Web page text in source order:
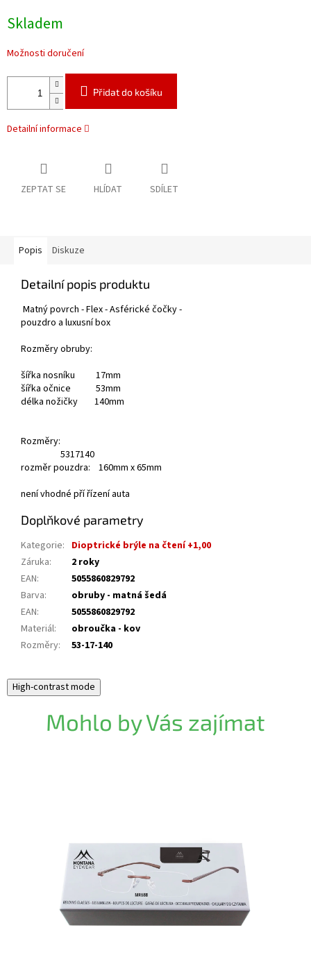
cena:
Skladem
Možnosti doručení
Přidat do košíku
Detailní informace
ZEPTAT SE HLÍDAT SDÍLET
Popis Diskuze
Detailní popis produktu
Matný povrch - Flex - Asférické čočky -
pouzdro a luxusní box
Rozměry obruby:
šířka nosníku 17mm
šířka očnice 53mm
délka nožičky 140mm
Rozměry:
5317140
rozměr pouzdra: 160mm x 65mm
není vhodné pří řízení auta
Doplňkové parametry
Kategorie: Dioptrické brýle na čtení +1,00
Záruka:
2 roky
EAN:
5055860829792
Barva:
obruby - matná šedá
EAN:
5055860829792
Materiál:
obroučka - kov
Rozměry: 53-17-140
High-contrast mode
Mohlo by Vás zajímat